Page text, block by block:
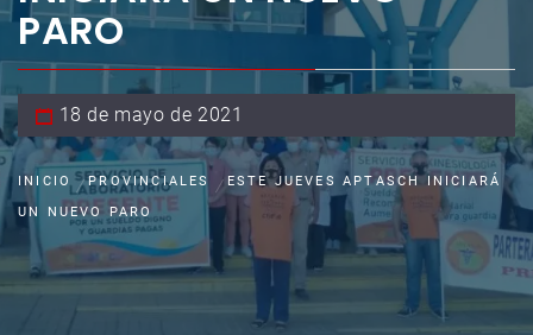
PARO
18 de mayo de 2021
INICIO PROVINCIALES
ESTE JUEVES APTASCH INICIARÁ
UN NUEVO PARO